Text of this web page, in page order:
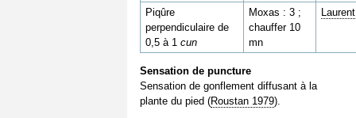
Piqûre
perpendiculaire de
0,5 à 1cun
Moxas : 3 ;
chauffer 10
mn
Sensation de puncture
Sensation de gonflement diffusant à la
plante du pied (Roustan 1979).